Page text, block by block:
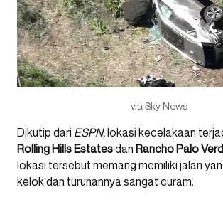
via Sky News
Dikutip dari ESPN,lokasi kecelakaan
Rolling Hills Estatesdan Rancho Palo
lokasi tersebut memang memiliki jalan
kelok dan turunannya sangat curam.